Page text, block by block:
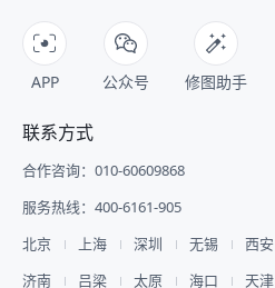
APP 公众号 修图助手
联系方式
合作咨询：010-60609868
服务热线：400-6161-905
北京
上海 深圳 无锡
西安
济南
吕梁 太原 海口
天津